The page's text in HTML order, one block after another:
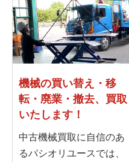
機械の買い替え・移
転・ 廃業・撤去、買取
いたします！
中古機械買取に自信のあ
るパシオリユースでは、